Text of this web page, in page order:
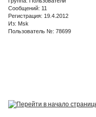
Сообщений: 11
Регистрация: 19.4.2012
Из: Msk
Пользователь №: 78699